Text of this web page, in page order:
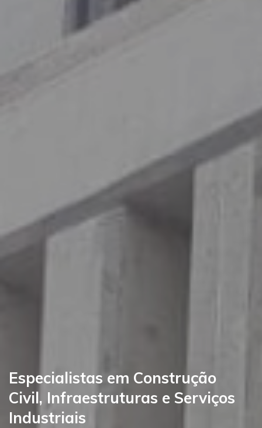
Especialistas em Construção
Civil, Infraestruturas e Serviços
Industriais